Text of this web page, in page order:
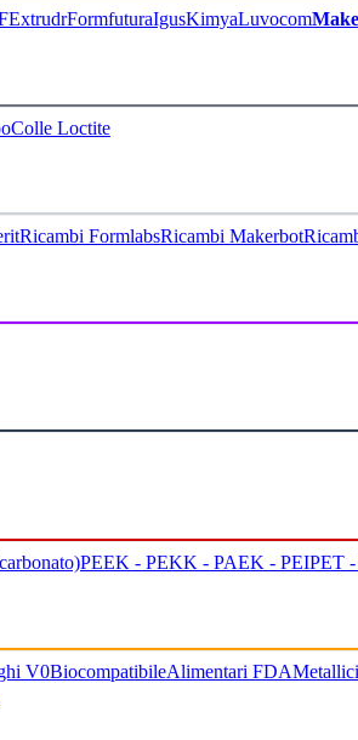
ExtrudrFormfuturaIgusKimyaLuvocom
Colle Loctite
Ricambi FormlabsRicambi Makerbot
PEEK - PEKK - PAEK - PEIPET
V0BiocompatibileAlimentari FDA